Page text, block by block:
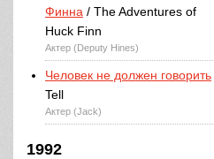
Финна / The Adventures of
Huck Finn
Актер (Deputy Hines)
Человек не должен говорить
Tell
Актер (Jack)
1992